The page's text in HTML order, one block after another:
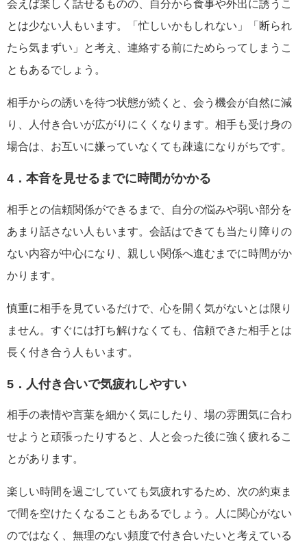
会えば楽しく話せるものの、自分から食事や外出に誘うこ
とは少ない人もいます。「忙しいかもしれない」「断られ
たら気まずい」と考え、連絡する前にためらってしまうこ
ともあるでしょう。
相手からの誘いを待つ状態が続くと、会う機会が自然に減
り、人付き合いが広がりにくくなります。相手も受け身の
場合は、お互いに嫌っていなくても疎遠になりがちです。
4．本音を見せるまでに時間がかかる
相手との信頼関係ができるまで、自分の悩みや弱い部分を
あまり話さない人もいます。会話はできても当たり障りの
ない内容が中心になり、親しい関係へ進むまでに時間がか
かります。
慎重に相手を見ているだけで、心を開く気がないとは限り
ません。すぐには打ち解けなくても、信頼できた相手とは
長く付き合う人もいます。
5．人付き合いで気疲れしやすい
相手の表情や言葉を細かく気にしたり、場の雰囲気に合わ
せようと頑張ったりすると、人と会った後に強く疲れるこ
とがあります。
楽しい時間を過ごしていても気疲れするため、次の約束ま
で間を空けたくなることもあるでしょう。人に関心がない
のではなく、無理のない頻度で付き合いたいと考えている